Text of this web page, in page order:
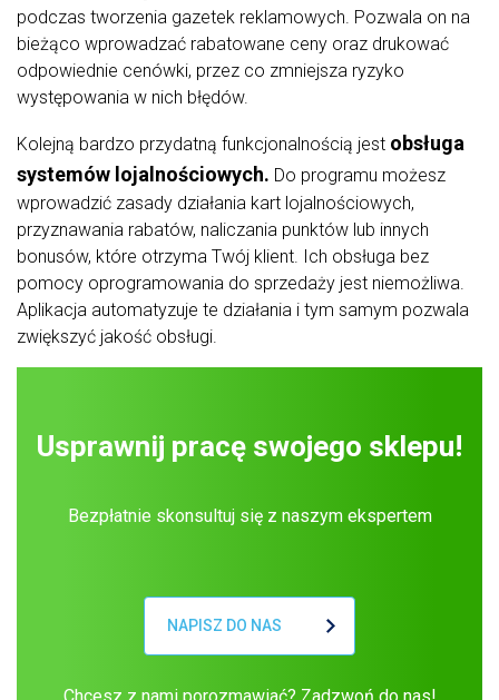
podczas tworzenia gazetek reklamowych. Pozwala on na
bieżąco wprowadzać rabatowane ceny oraz drukować
odpowiednie cenówki, przez co zmniejsza ryzyko
występowania w nich błędów.
Kolejną bardzo przydatną funkcjonalnością jest obsługa
systemów lojalnościowych. Do programu możesz
wprowadzić zasady działania kart lojalnościowych,
przyznawania rabatów, naliczania punktów lub innych
bonusów, które otrzyma Twój klient. Ich obsługa bez
pomocy oprogramowania do sprzedaży jest niemożliwa.
Aplikacja automatyzuje te działania i tym samym pozwala
zwiększyć jakość obsługi.
Usprawnij pracę swojego sklepu!
Bezpłatnie skonsultuj się z naszym ekspertem
NAPISZ DO NAS
Chcesz z nami porozmawiać? Zadzwoń do nas!